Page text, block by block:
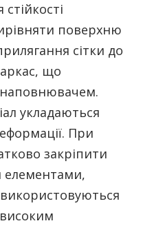
поверхню
сітки до
що
укладаються
При
закріпити
елементами,